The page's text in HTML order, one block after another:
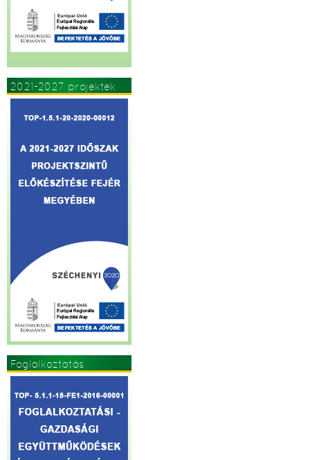
2021-2027 projektek
Foglalkoztatás